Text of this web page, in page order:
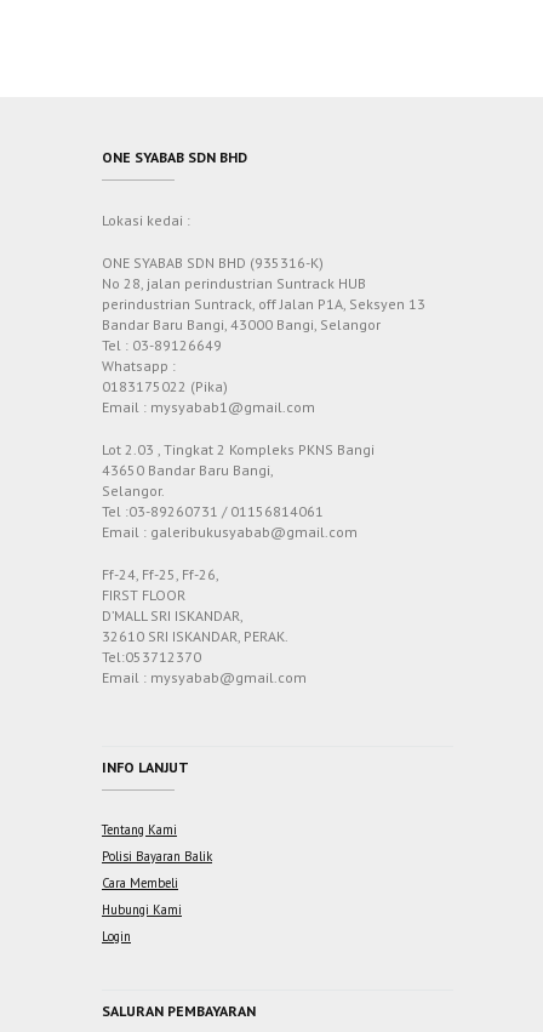
ONE SYABAB SDN BHD
Lokasi kedai :
ONE SYABAB SDN BHD (935316-K)
No 28, jalan perindustrian Suntrack HUB
perindustrian Suntrack, off Jalan P1A, Seksyen 13
Bandar Baru Bangi, 43000 Bangi, Selangor
Tel : 03-89126649
Whatsapp :
0183175022 (Pika)
Email : mysyabab1@gmail.com
Lot 2.03 , Tingkat 2 Kompleks PKNS Bangi
43650 Bandar Baru Bangi,
Selangor.
Tel :03-89260731 / 01156814061
Email : galeribukusyabab@gmail.com
Ff-24, Ff-25, Ff-26,
FIRST FLOOR
D’MALL SRI ISKANDAR,
32610 SRI ISKANDAR, PERAK.
Tel:053712370
Email : mysyabab@gmail.com
INFO LANJUT
Tentang Kami
Polisi Bayaran Balik
Cara Membeli
Hubungi Kami
Login
SALURAN PEMBAYARAN